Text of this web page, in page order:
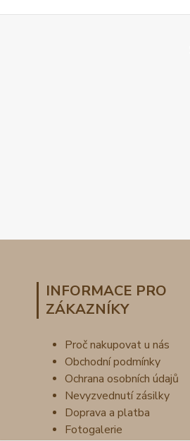
INFORMACE PRO
ZÁKAZNÍKY
Proč nakupovat u nás
Obchodní podmínky
Ochrana osobních údajů
Nevyzvednutí zásilky
Doprava a platba
Fotogalerie